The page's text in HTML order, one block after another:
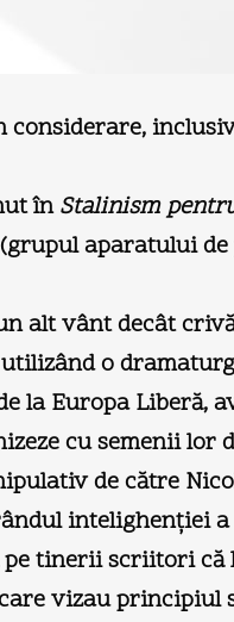
considerare,
înStalinism
aparatului
alt vânt decât
o
la Europa
cu semenii lor
de către
intelighenţiei
tinerii scriitori
vizau principiul